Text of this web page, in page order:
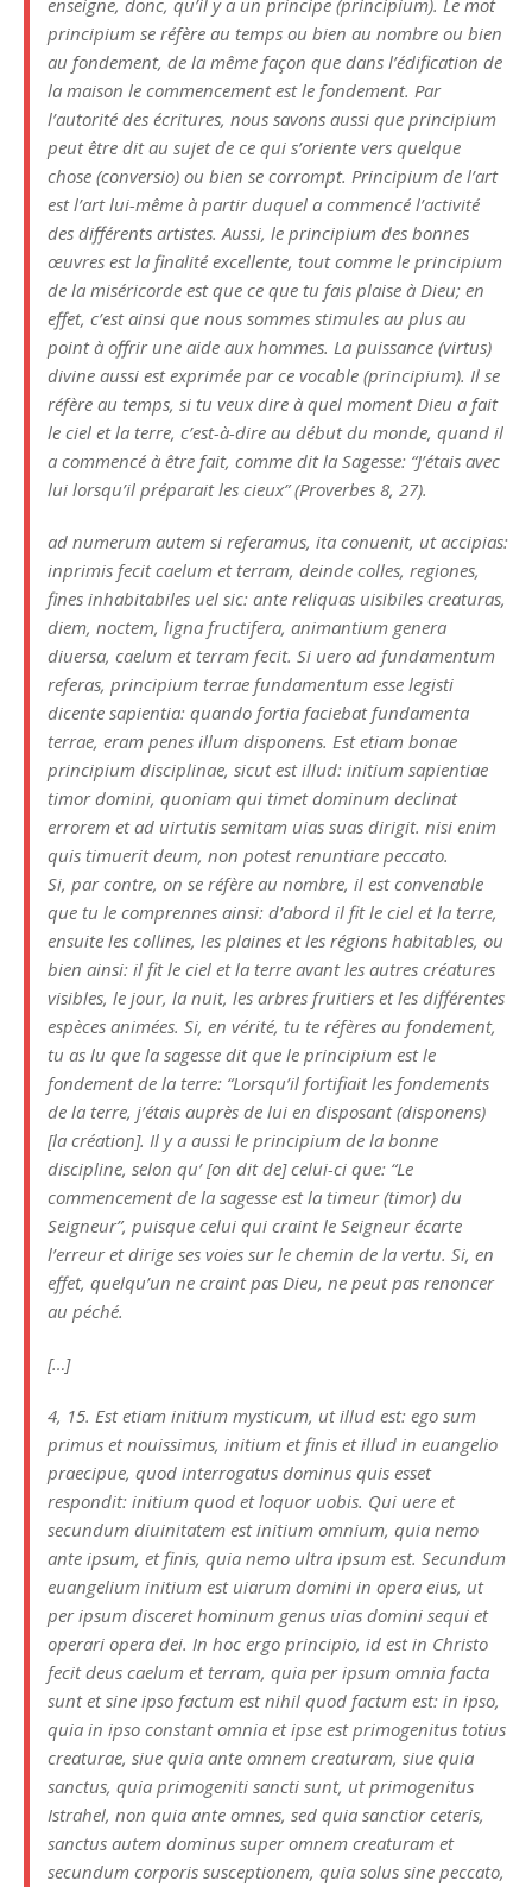
enseigne, donc, qu’il y a un principe (principium). Le mot
principium se réfère au temps ou bien au nombre ou bien
au fondement, de la même façon que dans l’édification de
la maison le commencement est le fondement. Par
l’autorité des écritures, nous savons aussi que principium
peut être dit au sujet de ce qui s’oriente vers quelque
chose (conversio) ou bien se corrompt. Principium de l’art
est l’art lui-même à partir duquel a commencé l’activité
des différents artistes. Aussi, le principium des bonnes
œuvres est la finalité excellente, tout comme le principium
de la miséricorde est que ce que tu fais plaise à Dieu; en
effet, c’est ainsi que nous sommes stimules au plus au
point à offrir une aide aux hommes. La puissance (virtus)
divine aussi est exprimée par ce vocable (principium). Il se
réfère au temps, si tu veux dire à quel moment Dieu a fait
le ciel et la terre, c’est-à-dire au début du monde, quand il
a commencé à être fait, comme dit la Sagesse: “J’étais avec
lui lorsqu’il préparait les cieux” (Proverbes 8, 27).
ad numerum autem si referamus, ita conuenit, ut accipias:
inprimis fecit caelum et terram, deinde colles, regiones,
fines inhabitabiles uel sic: ante reliquas uisibiles creaturas,
diem, noctem, ligna fructifera, animantium genera
diuersa, caelum et terram fecit. Si uero ad fundamentum
referas, principium terrae fundamentum esse legisti
dicente sapientia: quando fortia faciebat fundamenta
terrae, eram penes illum disponens. Est etiam bonae
principium disciplinae, sicut est illud: initium sapientiae
timor domini, quoniam qui timet dominum declinat
errorem et ad uirtutis semitam uias suas dirigit. nisi enim
quis timuerit deum, non potest renuntiare peccato.
Si, par contre, on se réfère au nombre, il est convenable
que tu le comprennes ainsi: d’abord il fit le ciel et la terre,
ensuite les collines, les plaines et les régions habitables, ou
bien ainsi: il fit le ciel et la terre avant les autres créatures
visibles, le jour, la nuit, les arbres fruitiers et les différentes
espèces animées. Si, en vérité, tu te réfères au fondement,
tu as lu que la sagesse dit que le principium est le
fondement de la terre: “Lorsqu’il fortifiait les fondements
de la terre, j’étais auprès de lui en disposant (disponens)
[la création]. Il y a aussi le principium de la bonne
discipline, selon qu’ [on dit de] celui-ci que: “Le
commencement de la sagesse est la timeur (timor) du
Seigneur”, puisque celui qui craint le Seigneur écarte
l’erreur et dirige ses voies sur le chemin de la vertu. Si, en
effet, quelqu’un ne craint pas Dieu, ne peut pas renoncer
au péché.
[…]
4, 15. Est etiam initium mysticum, ut illud est: ego sum
primus et nouissimus, initium et finis et illud in euangelio
praecipue, quod interrogatus dominus quis esset
respondit: initium quod et loquor uobis. Qui uere et
secundum diuinitatem est initium omnium, quia nemo
ante ipsum, et finis, quia nemo ultra ipsum est. Secundum
euangelium initium est uiarum domini in opera eius, ut
per ipsum disceret hominum genus uias domini sequi et
operari opera dei. In hoc ergo principio, id est in Christo
fecit deus caelum et terram, quia per ipsum omnia facta
sunt et sine ipso factum est nihil quod factum est: in ipso,
quia in ipso constant omnia et ipse est primogenitus totius
creaturae, siue quia ante omnem creaturam, siue quia
sanctus, quia primogeniti sancti sunt, ut primogenitus
Istrahel, non quia ante omnes, sed quia sanctior ceteris,
sanctus autem dominus super omnem creaturam et
secundum corporis susceptionem, quia solus sine peccato,